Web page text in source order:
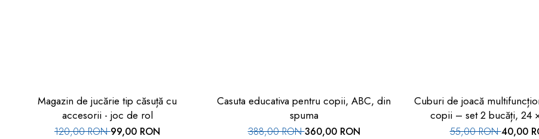
Magazin de jucărie tip căsuță cu
accesorii - joc de rol
120,00 RON99,00 RON
Casuta educativa pentru copii, ABC, din
spuma
388,00 RON360,00 RON
Cuburi de joacă
copii – set 2 bucăți, 24
55,00 RON40,00